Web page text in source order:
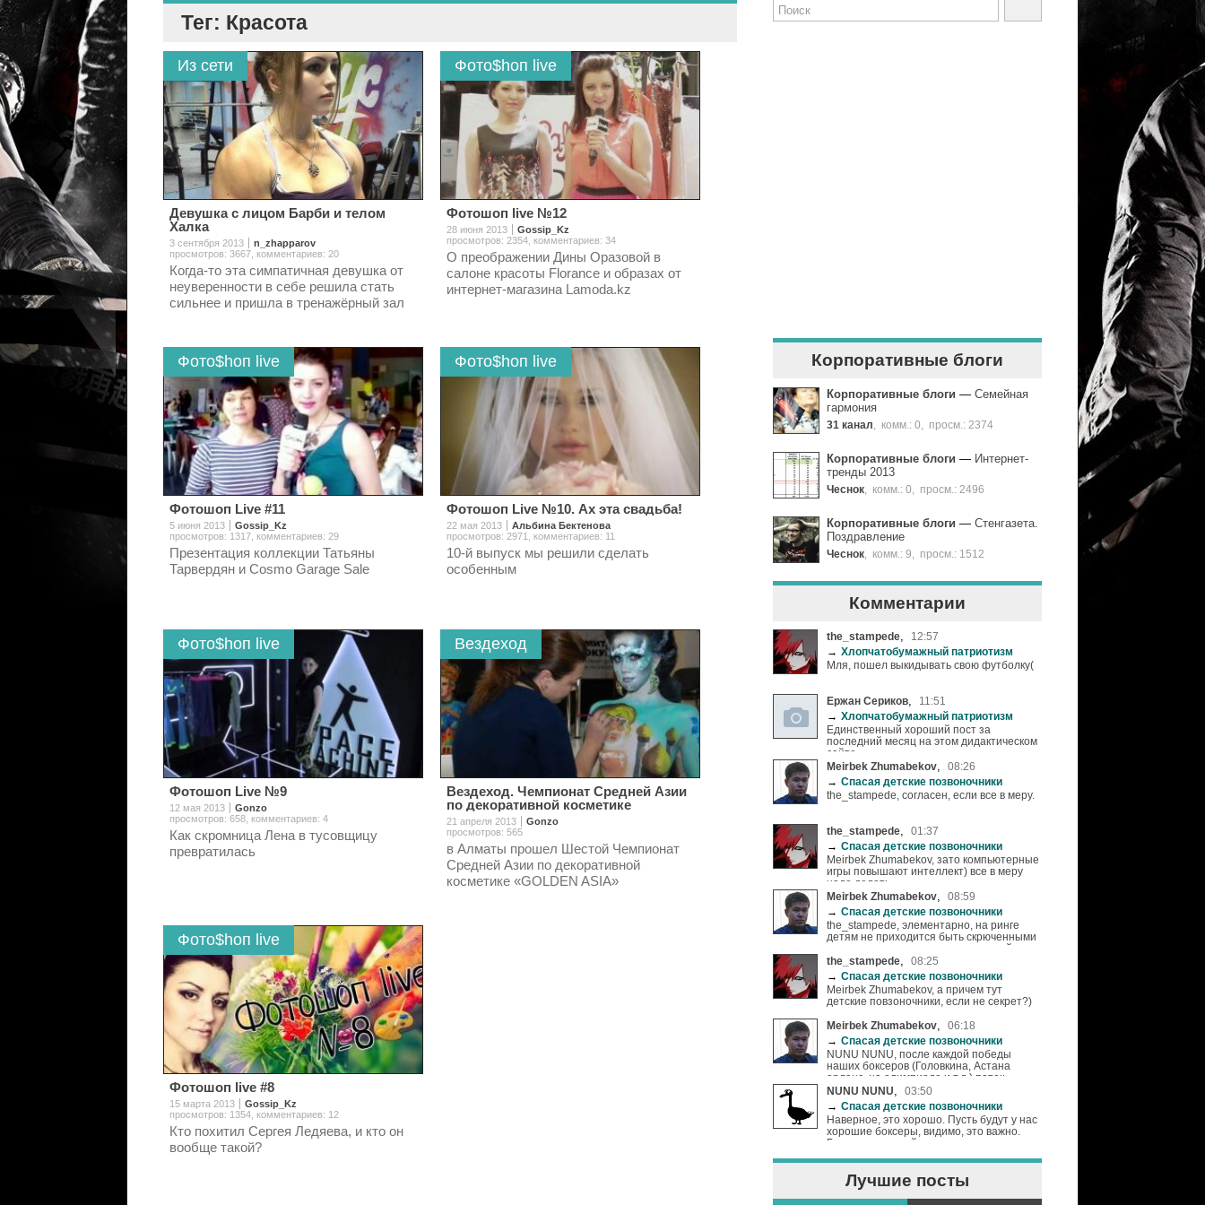
Корпоративные блоги
Корпоративные блоги — Семейная
гармония
31 канал комм.: 0 просм.: 2374
Корпоративные блоги — Интернет-
тренды 2013
Чеснок комм.: 0 просм.: 2496
Корпоративные блоги — Стенгазета.
Поздравление
Чеснок комм.: 9 просм.: 1512
Комментарии
the_stampede,
12:57
→ Хлопчатобумажный патриотизм
Мля, пошел выкидывать свою футболку(
Ержан Сериков,
11:51
→ Хлопчатобумажный патриотизм
Единственный хороший пост за
последний месяц на этом дидактическом
сайте.
Meirbek Zhumabekov
08:26
→ Спасая детские позвоночники
the_stampede, согласен, если все в меру.
the_stampede, 01:37
→ Спасая детские позвоночники
Meirbek Zhumabekov, зато компьютерные
игры повышают интеллект) все в меру
надо делать.
Meirbek Zhumabekov
08:59
→ Спасая детские позвоночники
the_stampede, элементарно, на ринге
детям не приходится быть скрюченными
как перед компьютером или игровой
приставкой :)
the_stampede, 08:25
→ Спасая детские позвоночники
Meirbek Zhumabekov, а причем тут
детские повзоночники, если не секрет?)
Meirbek Zhumabekov, 06:18
→ Спасая детские позвоночники
NUNU NUNU, после каждой победы
наших боксеров (Головкина, Астана
арланс, на олимпиаде и т.д.) поток
посетителей, особенно детей в
боксерский клуб заметно увеличивается.
Я понимаю это как пропаганда спорта.
NUNU NUNU
03:50
→ Спасая детские позвоночники
Наверное, это хорошо. Пусть будут у нас
хорошие боксеры, видимо, это важно.
Говорят, олимпийские медали поднимают
неясно: что делать с этим престижем,
какая от него польза?
Лучшие посты
Тег: Красота
Из сети
Девушка с лицом Барби и телом
Халка
3 сентября 2013
n_zhapparov
просмотров: 3667 комментариев: 20
Когда-то эта симпатичная девушка от
неуверенности в себе решила стать
сильнее и пришла в тренажёрный зал
Фото$hоп live
Фотошоп live №12
28 июня 2013
Gossip_Kz
просмотров: 2354 комментариев: 34
О преображении Дины Оразовой в
салоне красоты Florance и образах от
интернет-магазина Lamoda.kz
Фото$hоп live
Фотошоп Live #11
5 июня 2013
Gossip_Kz
просмотров: 1317 комментариев: 29
Презентация коллекции Татьяны
Тарвердян и Cosmo Garage Sale
Фото$hоп live
Фотошоп Live №10. Ах эта свадьба!
22 мая 2013
Альбина Бектенова
просмотров: 2971
комментариев: 11
10-й выпуск мы решили сделать
особенным
Фото$hоп live
Фотошоп Live №9
12 мая 2013
Gonzo
просмотров: 658 комментариев: 4
Как скромница Лена в тусовщицу
превратилась
Вездеход
Вездеход. Чемпионат Средней Азии
по декоративной косметике
21 апреля 2013
Gonzo
просмотров: 565
в Алматы прошел Шестой Чемпионат
Средней Азии по декоративной
косметике «GOLDEN ASIA»
Фото$hоп live
Фотошоп live #8
15 марта 2013
Gossip_Kz
просмотров: 1354 комментариев: 12
Кто похитил Сергея Ледяева, и кто он
вообще такой?